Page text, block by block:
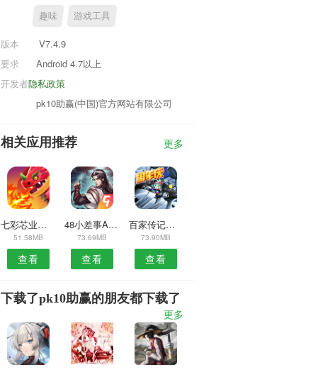
趣味 游戏工具
版本
V7.4.9
要求
Android 4.7以上
隐私政策
开发者
pk10助赢(中国)官方网站有限公司
相关应用推荐 更多
七彩芯业主端APP
51.58MB
查看
48小差事APP
73.69MB
查看
百家传记安卓版
73.90MB
查看
下载了pk10助赢的朋友都下载了
更多